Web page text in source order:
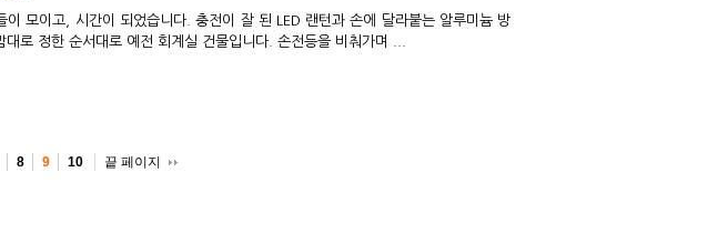
이 모이고, 시간이 되었습니다. 충전이 잘 된 LED 랜턴과 손에 달라붙는 알루미늄 방
로 정한 순서대로 예전 회계실 건물입니다. 손전등을 비춰가며 ...
8 9 10 끝 페이지